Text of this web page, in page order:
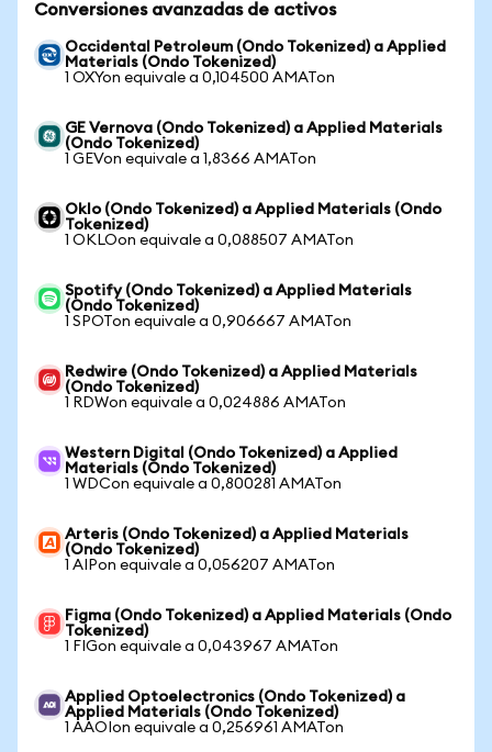
Conversiones avanzadas de activos
Occidental Petroleum (Ondo Tokenized) a Applied
Materials (Ondo Tokenized)
1 OXYon equivale a 0,104500 AMATon
GE Vernova (Ondo Tokenized) a Applied Materials
(Ondo Tokenized)
1 GEVon equivale a 1,8366 AMATon
Oklo (Ondo Tokenized) a Applied Materials (Ondo
Tokenized)
1 OKLOon equivale a 0,088507 AMATon
Spotify (Ondo Tokenized) a Applied Materials
(Ondo Tokenized)
1 SPOTon equivale a 0,906667 AMATon
Redwire (Ondo Tokenized) a Applied Materials
(Ondo Tokenized)
1 RDWon equivale a 0,024886 AMATon
Western Digital (Ondo Tokenized) a Applied
Materials (Ondo Tokenized)
1 WDCon equivale a 0,800281 AMATon
Arteris (Ondo Tokenized) a Applied Materials
(Ondo Tokenized)
1 AIPon equivale a 0,056207 AMATon
Figma (Ondo Tokenized) a Applied Materials (Ondo
Tokenized)
1 FIGon equivale a 0,043967 AMATon
Applied Optoelectronics (Ondo Tokenized) a
Applied Materials (Ondo Tokenized)
1 AAOIon equivale a 0,256961 AMATon